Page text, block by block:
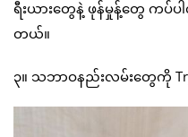
ရီးယားတွေနဲ့ ဖုန်မှုန့်တွေ ကပ်ပါ
တယ်။
၃။ သဘာဝနည်းလမ်းတွေကို